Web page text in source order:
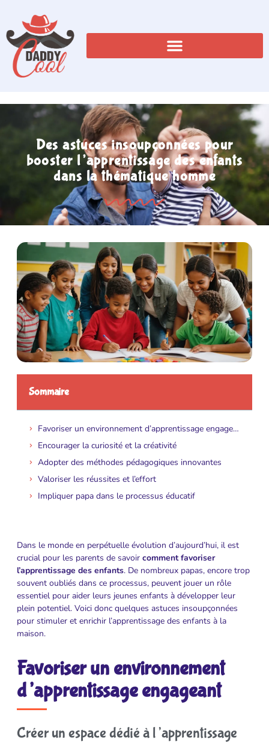
Des astuces insoupçonnées pour
booster l’apprentissage des enfants
dans la thématique homme
Sommaire
Favoriser un environnement d’apprentissage engageant
Encourager la curiosité et la créativité
Adopter des méthodes pédagogiques innovantes
Valoriser les réussites et l’effort
Impliquer papa dans le processus éducatif
Dans le monde en perpétuelle évolution d’aujourd’hui, il est
crucial pour les parents de savoir comment favoriser
l’apprentissage des enfants. De nombreux papas, encore trop
souvent oubliés dans ce processus, peuvent jouer un rôle
essentiel pour aider leurs jeunes enfants à développer leur
plein potentiel. Voici donc quelques astuces insoupçonnées
pour stimuler et enrichir l’apprentissage des enfants à la
maison.
Favoriser un environnement
d’apprentissage engageant
Créer un espace dédié à l’apprentissage